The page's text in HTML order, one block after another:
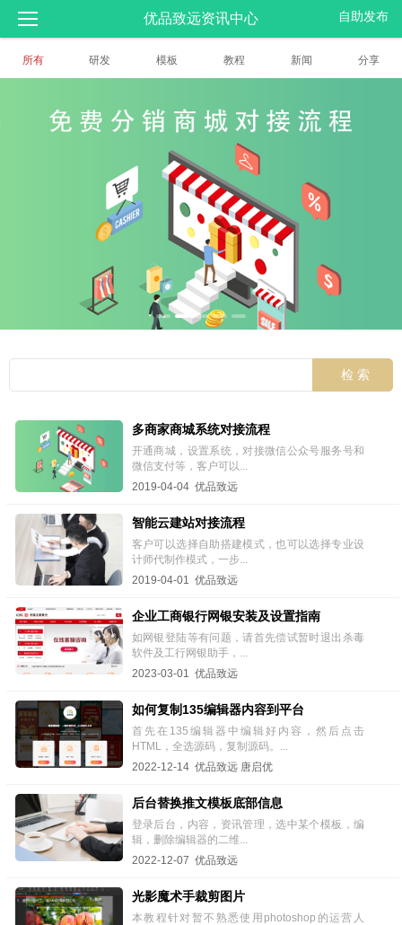
自助发布
优品致远资讯中心
所有 研发 模板 教程 新闻 分享
多商家商城系统对接流程
开通商城，设置系统，对接微信公众号服务号和
微信支付等，客户可以...
2019-04-04 优品致远
智能云建站对接流程
客户可以选择自助搭建模式，也可以选择专业设
计师代制作模式，一步...
2019-04-01 优品致远
企业工商银行网银安装及设置指南
如网银登陆等有问题，请首先偿试暂时退出杀毒
软件及工行网银助手，...
2023-03-01 优品致远
如何复制135编辑器内容到平台
首先在135编辑器中编辑好内容，然后点击
HTML，全选源码，复制源码。...
2022-12-14 优品致远 唐启优
后台替换推文模板底部信息
登录后台，内容，资讯管理，选中某个模板，编
辑，删除编辑器的二维...
2022-12-07 优品致远
光影魔术手裁剪图片
本教程针对暂不熟悉使用photoshop的运营人